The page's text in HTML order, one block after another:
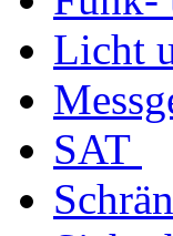
Licht
SAT